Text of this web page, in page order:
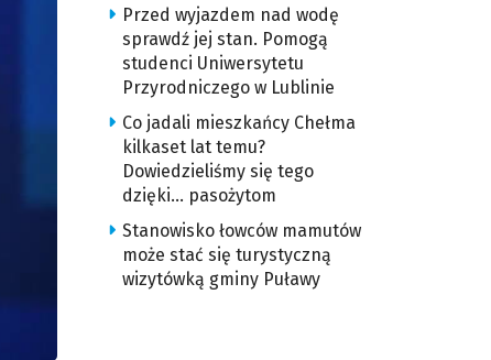
Przed wyjazdem nad wodę
sprawdź jej stan. Pomogą
studenci Uniwersytetu
Przyrodniczego w Lublinie
Co jadali mieszkańcy Chełma
kilkaset lat temu?
Dowiedzieliśmy się tego
dzięki… pasożytom
Stanowisko łowców mamutów
może stać się turystyczną
wizytówką gminy Puławy